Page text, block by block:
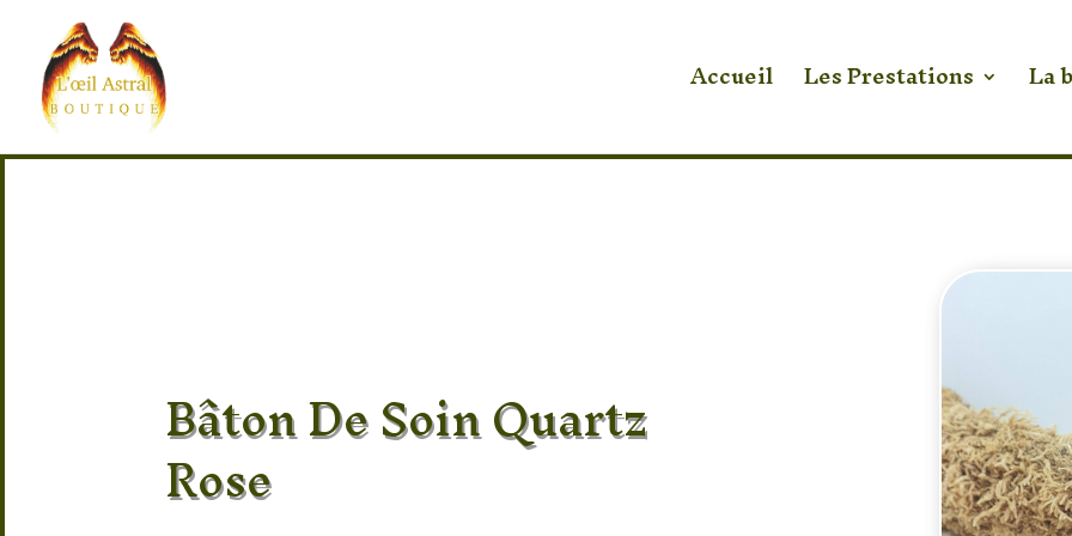
Accueil Les Prestations La
Bâton De Soin Quartz
Rose